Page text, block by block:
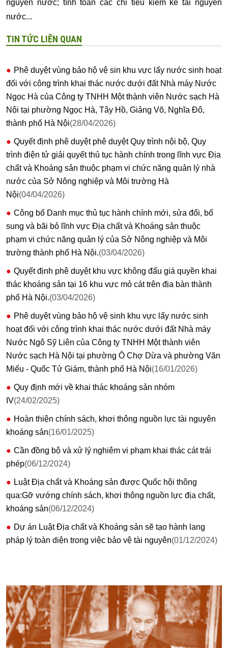
nguyên nước; tính toán các chỉ tiêu kiểm kê tài nguyên
nước...
TIN TỨC LIÊN QUAN
Phê duyệt vùng bảo hộ vệ sin khu vực lấy nước sinh hoạt
đối với công trình khai thác nước dưới đất Nhà máy Nước
Ngọc Hà của Công ty TNHH Một thành viên Nước sạch Hà
Nội tại phường Ngọc Hà, Tây Hồ, Giảng Võ, Nghĩa Đô,
thành phố Hà Nội(28/04/2026)
Quyết định phê duyệt phê duyệt Quy trình nội bộ, Quy
trình điện tử giải quyết thủ tục hành chính trong lĩnh vực Địa
chất và Khoáng sản thuộc phạm vi chức năng quản lý nhà
nước của Sở Nông nghiệp và Môi trường Hà
Nội(04/04/2026)
Công bố Danh mục thủ tục hành chính mới, sửa đổi, bổ
sung và bãi bỏ lĩnh vực Địa chất và Khoáng sản thuộc
phạm vi chức năng quản lý của Sở Nông nghiệp và Môi
trường thành phố Hà Nội.(03/04/2026)
Quyết định phê duyệt khu vực không đấu giá quyền khai
thác khoáng sản tại 16 khu vực mỏ cát trên địa bàn thành
phố Hà Nội.(03/04/2026)
Phê duyệt vùng bảo hộ vệ sinh khu vực lấy nước sinh
hoạt đối với công trình khai thác nước dưới đất Nhà máy
Nước Ngô Sỹ Liên của Công ty TNHH Một thành viên
Nước sạch Hà Nội tại phường Ô Chợ Dừa và phường Văn
Miếu - Quốc Tử Giám, thành phố Hà Nội(16/01/2026)
Quy định mới về khai thác khoáng sản nhóm
IV(24/02/2025)
Hoàn thiện chính sách, khơi thông nguồn lực tài nguyên
khoáng sản(16/01/2025)
Cần đồng bộ và xử lý nghiêm vi phạm khai thác cát trái
phép(06/12/2024)
Luật Địa chất và Khoáng sản được Quốc hội thông
qua:Gỡ vướng chính sách, khơi thông nguồn lực địa chất,
khoáng sản(06/12/2024)
Dự án Luật Địa chất và Khoáng sản sẽ tạo hành lang
pháp lý toàn diện trong việc bảo vệ tài nguyên(01/12/2024)